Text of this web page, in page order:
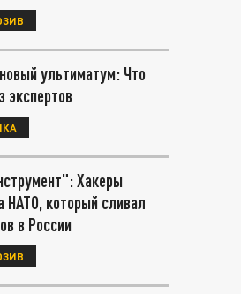
ультиматум: Что
экспертов
Хакеры
НАТО, который сливал
в России